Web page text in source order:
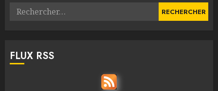
Rechercher :
FLUX RSS